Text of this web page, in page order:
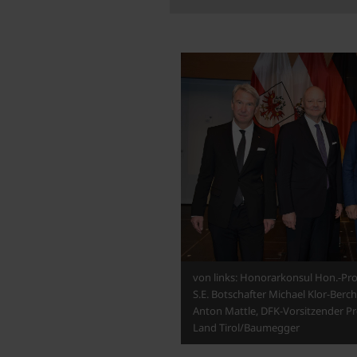
von links: Honorarkonsul Hon.-
S.E. Botschafter Michael Klor-
Anton Mattle, DFK-Vorsitzender
Land Tirol/Baumegger